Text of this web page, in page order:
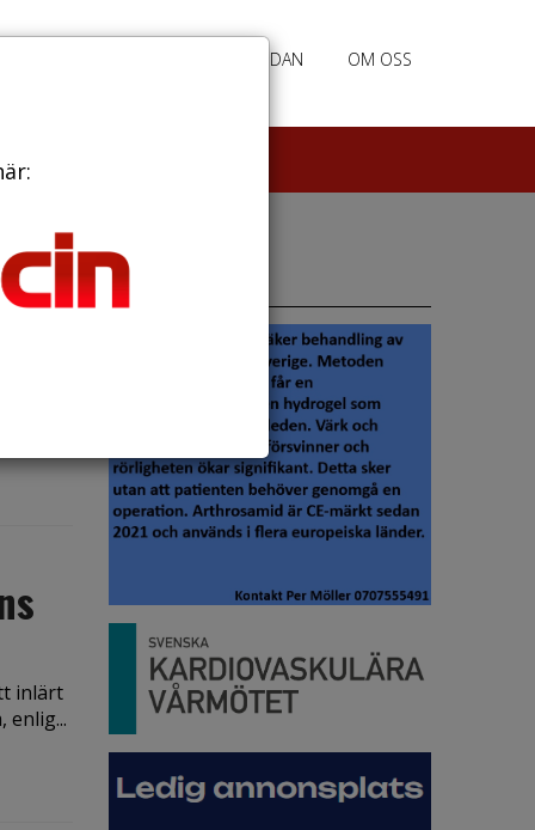
ANNONSERING HEMSIDAN OM OSS
inlärt
enlig...
Annonser